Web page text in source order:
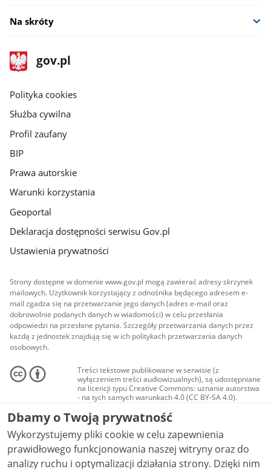
Na skróty
stopka
gov.pl
Strona
gov.pl
gov.pl
Polityka cookies
Służba cywilna
Profil zaufany
BIP
Prawa autorskie
Warunki korzystania
Geoportal
Deklaracja dostępności serwisu Gov.pl
Ustawienia prywatności
Strony dostępne w domenie www.gov.pl mogą zawierać adresy skrzynek
mailowych. Użytkownik korzystający z odnośnika będącego adresem e-
mail zgadza się na przetwarzanie jego danych (adres e-mail oraz
dobrowolnie podanych danych w wiadomości) w celu przesłania
odpowiedzi na przesłane pytania. Szczegóły przetwarzania danych przez
każdą z jednostek znajdują się w ich politykach przetwarzania danych
osobowych.
Treści tekstowe publikowane w serwisie (z
wyłączeniem treści audiowizualnych), są udostępniane
na licencji typu Creative Commons: uznanie autorstwa
- na tych samych warunkach 4.0 (CC BY-SA 4.0).
Materiały audiowizualne, w tym zdjęcia, materiały
audio i wideo, są udostępniane na licencji typu
Creative Commons: uznanie autorstwa użycie
niekomercyjne - bez utworów zależnych 4.0 (CC BY-
NC-ND 4.0), o ile nie jest to stwierdzone inaczej.
Dbamy o Twoją prywatność
Wykorzystujemy pliki cookie w celu zapewnienia
prawidłowego funkcjonowania naszej witryny oraz do
analizy ruchu i optymalizacji działania strony. Dzięki nim